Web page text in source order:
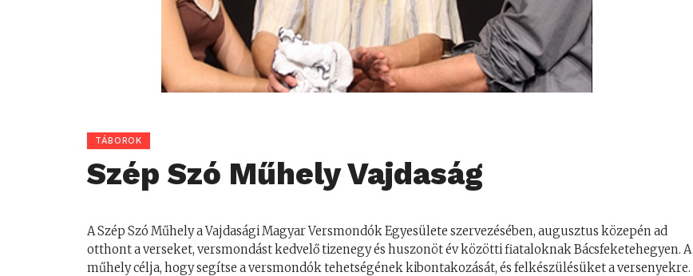
TÁBOROK
Szép Szó Műhely Vajdaság
A Szép Szó Műhely a Vajdasági Magyar Versmondók Egyesülete szervezésében, augusztus közepén ad
otthont a verseket, versmondást kedvelő tizenegy és huszonöt év közötti fiataloknak Bácsfeketehegyen. A
műhely célja, hogy segítse a versmondók tehetségének kibontakozását, és felkészülésüket a versenyekre.